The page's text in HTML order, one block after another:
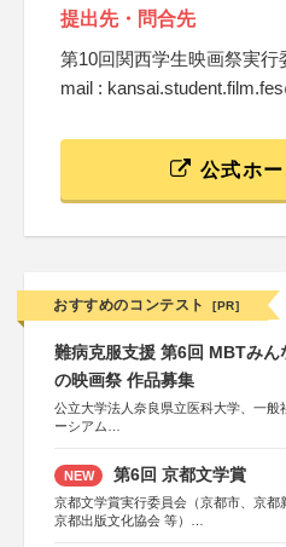
提出先・問合先
第10回関西学生映画祭実行
mail :
公式ホ
おすすめのコンテスト [PR]
難病克服支援 第6回 MBTみん
の映画祭 作品募集
公立大学法人奈良県立医科大学、一般
ーシアム
協力：読売新聞社
後援：厚生労働省
文部科学省
奈良県
NEW 第6回 京都文学賞
京都文学賞実行委員会（京都市、京都
京都出版文化協会 等）